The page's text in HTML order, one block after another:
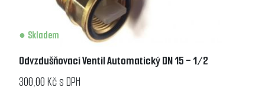
Skladem
Odvzdušňovací Ventil Automatický DN 15 - 1/2
300,00 Kč s DPH